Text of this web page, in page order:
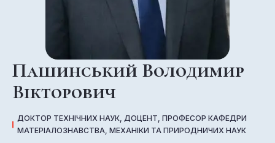
Пашинський Володимир
Вікторович
ДОКТОР ТЕХНІЧНИХ НАУК, ДОЦЕНТ, ПРОФЕСОР КАФЕДРИ
МАТЕРІАЛОЗНАВСТВА, МЕХАНІКИ ТА ПРИРОДНИЧИХ НАУК